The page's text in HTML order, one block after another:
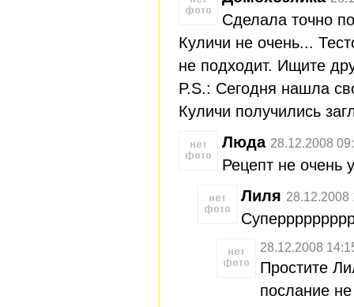
Сделала точно
Куличи не очень...
не подходит. Ищите
P.S.: Сегодня нашла
Куличи получились
Люда 28.12.2008
Рецепт не очень
Лиля 28.12.2008
28.12.2008
Простите
послание